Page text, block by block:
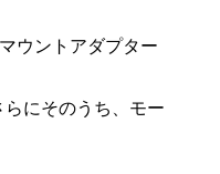
ウントアダプター
らにそのうち、モー